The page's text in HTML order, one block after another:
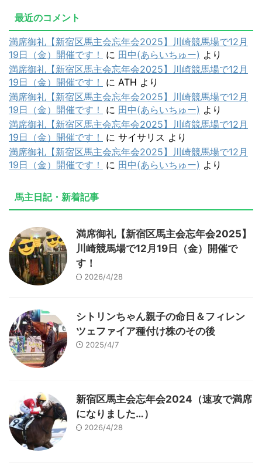
最近のコメント
満席御礼【新宿区馬主会忘年会2025】川崎競馬場で12月
19日（金）開催です！
に 田中(あらいちゅー) より
満席御礼【新宿区馬主会忘年会2025】川崎競馬場で12月
19日（金）開催です！
に ATH より
満席御礼【新宿区馬主会忘年会2025】川崎競馬場で12月
19日（金）開催です！
に 田中(あらいちゅー) より
満席御礼【新宿区馬主会忘年会2025】川崎競馬場で12月
19日（金）開催です！
に サイサリス より
満席御礼【新宿区馬主会忘年会2025】川崎競馬場で12月
19日（金）開催です！
に 田中(あらいちゅー) より
馬主日記・新着記事
満席御礼【新宿区馬主会忘年会2025】
川崎競馬場で12月19日（金）開催で
す！
2026/4/28
シトリンちゃん親子の命日＆フィレン
ツェファイア種付け株のその後
2025/4/7
新宿区馬主会忘年会2024（速攻で満席
になりました…）
2026/4/28